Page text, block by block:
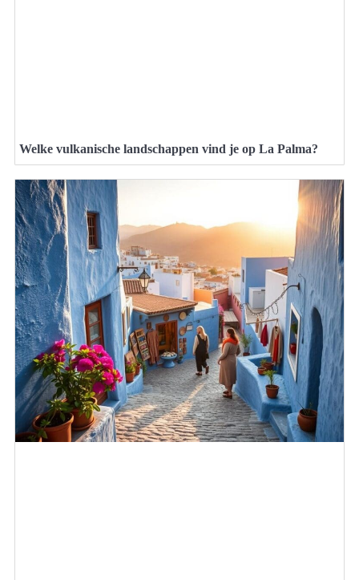
Welke vulkanische landschappen vind je op La Palma?